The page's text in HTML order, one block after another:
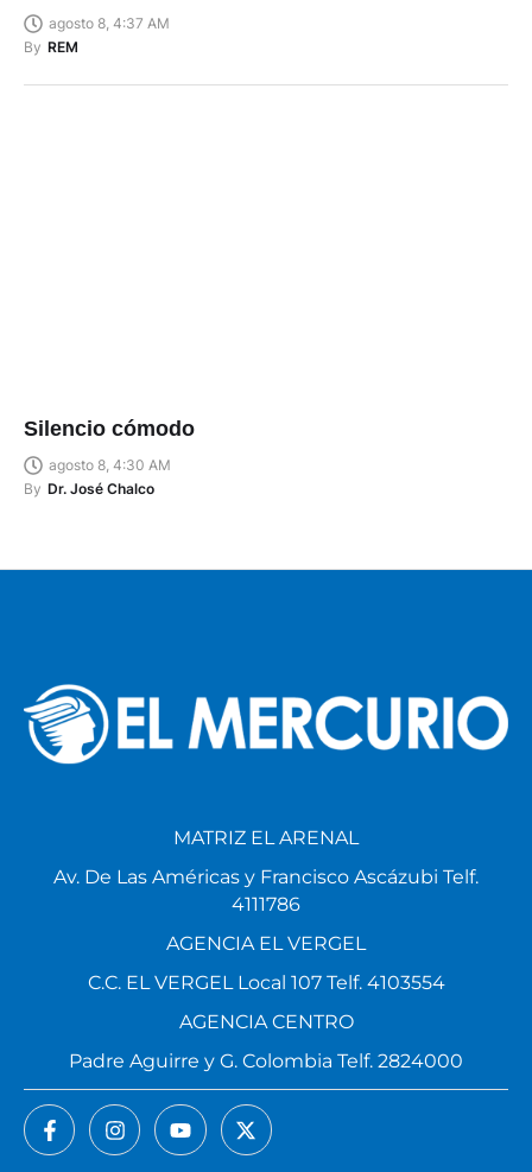
agosto 8, 4:37 AM
By REM
Silencio cómodo
agosto 8, 4:30 AM
By Dr. José Chalco
MATRIZ EL ARENAL
Av. De Las Américas y Francisco Ascázubi Telf.
4111786
AGENCIA EL VERGEL
C.C. EL VERGEL Local 107 Telf. 4103554
AGENCIA CENTRO
Padre Aguirre y G. Colombia Telf. 2824000